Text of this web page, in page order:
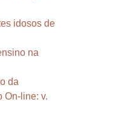
idosos de
na
da
On-line: v.